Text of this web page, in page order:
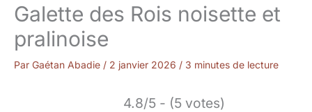
Galette des Rois noisette et
pralinoise
Par Gaétan Abadie / 2 janvier 2026 / 3 minutes de lecture
4.8/5 - (5 votes)